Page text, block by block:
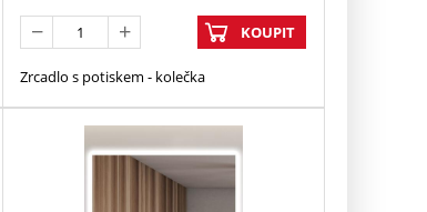
KOUPIT
Zrcadlo s potiskem - kolečka